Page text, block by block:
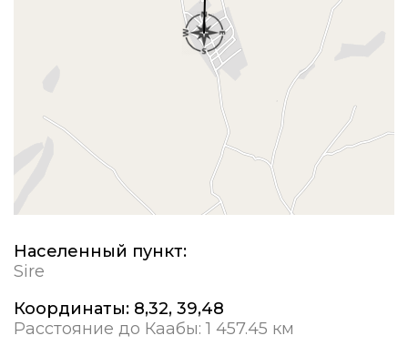
Населенный пункт:
Sire
Координаты: 8,32, 39,48
Расстояние до Каабы:1 457.45 км